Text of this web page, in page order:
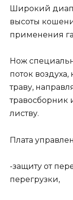
Широкий
высоты
применения
Нож
поток
траву,
травосборник
листву.
Плата
-защиту от
перегрузки,